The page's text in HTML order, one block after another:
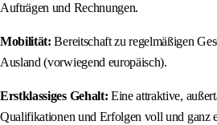
Aufträgen und Rechnungen.
Mobilität: Bereitschaft zu regelmäßigen
Ausland (vorwiegend europäisch).
Erstklassiges Gehalt: Eine attraktive,
Qualifikationen und Erfolgen voll und ganz